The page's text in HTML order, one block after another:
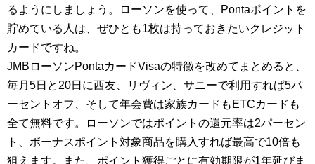
るようにしましょう。ローソンを使って、Pontaポイントを
貯めている人は、ぜひとも1枚は持っておきたいクレジット
カードですね。
JMBローソンPontaカードVisaの特徴を改めてまとめると、
毎月5日と20日に西友、リヴィン、サニーで利用すれば5パ
ーセントオフ、そして年会費は家族カードもETCカードも
全て無料です。ローソンではポイントの還元率は2パーセン
ト、ボーナスポイント対象商品を購入すれば最高で10倍も
狙えます。また、ポイント獲得ごとに有効期限が1年延びま